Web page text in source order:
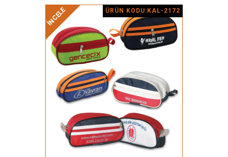
İNCELE ÜRÜN KODU:KAL-2172
Ürün Detay